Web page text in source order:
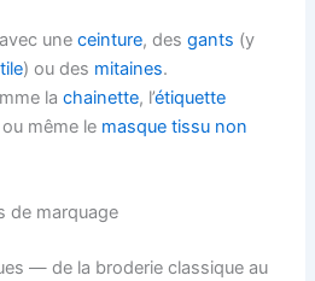
uneceinture, desgants (y
) ou des mitaines.
lachainette, l’étiquette
ou même le masque tissu non
de marquage
— de la broderie classique au